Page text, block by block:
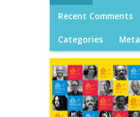
Recent Comments
Categories Meta